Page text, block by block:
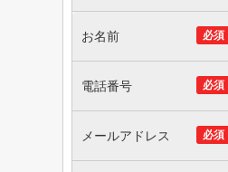
必須
お名前
必須
電話番号
必須
メールアドレス